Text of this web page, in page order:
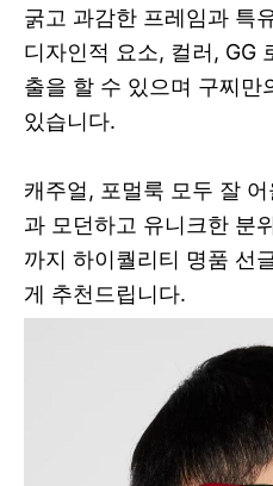
굵고 과감한 프레임과 특
디자인적 요소, 컬러, GG
출을 할 수 있으며 구찌만
있습니다.
캐주얼, 포멀룩 모두 잘
과 모던하고 유니크한 분
까지 하이퀄리티 명품 선
게 추천드립니다.